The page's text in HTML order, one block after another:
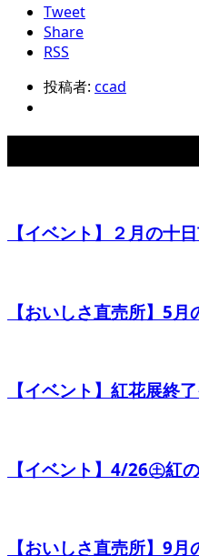
Tweet
Share
RSS
投稿者: ccad
【イベント】２月の十
【おいしさ直売所】5
【イベント】紅花展終
【イベント】4/26㊏紅
【おいしさ直売所】9月